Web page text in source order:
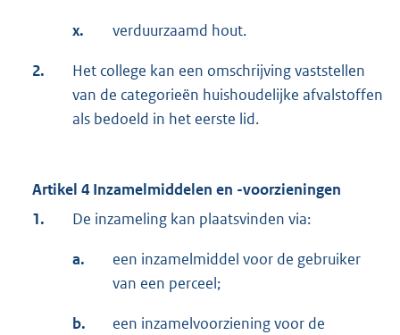
x. verduurzaamd hout.
2.
Het college kan een omschrijving vaststellen
van de categorieën huishoudelijke afvalstoffen
als bedoeld in het eerste lid.
Artikel 4 Inzamelmiddelen en -voorzieningen
1.
De inzameling kan plaatsvinden via:
a.
een inzamelmiddel voor de gebruiker
van een perceel;
b.
een inzamelvoorziening voor de